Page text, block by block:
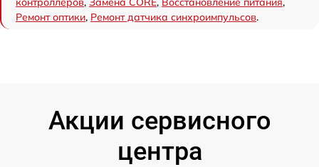
Ремонт оптики, Ремонт датчика синхроимпульсов.
Акции сервисного
центра